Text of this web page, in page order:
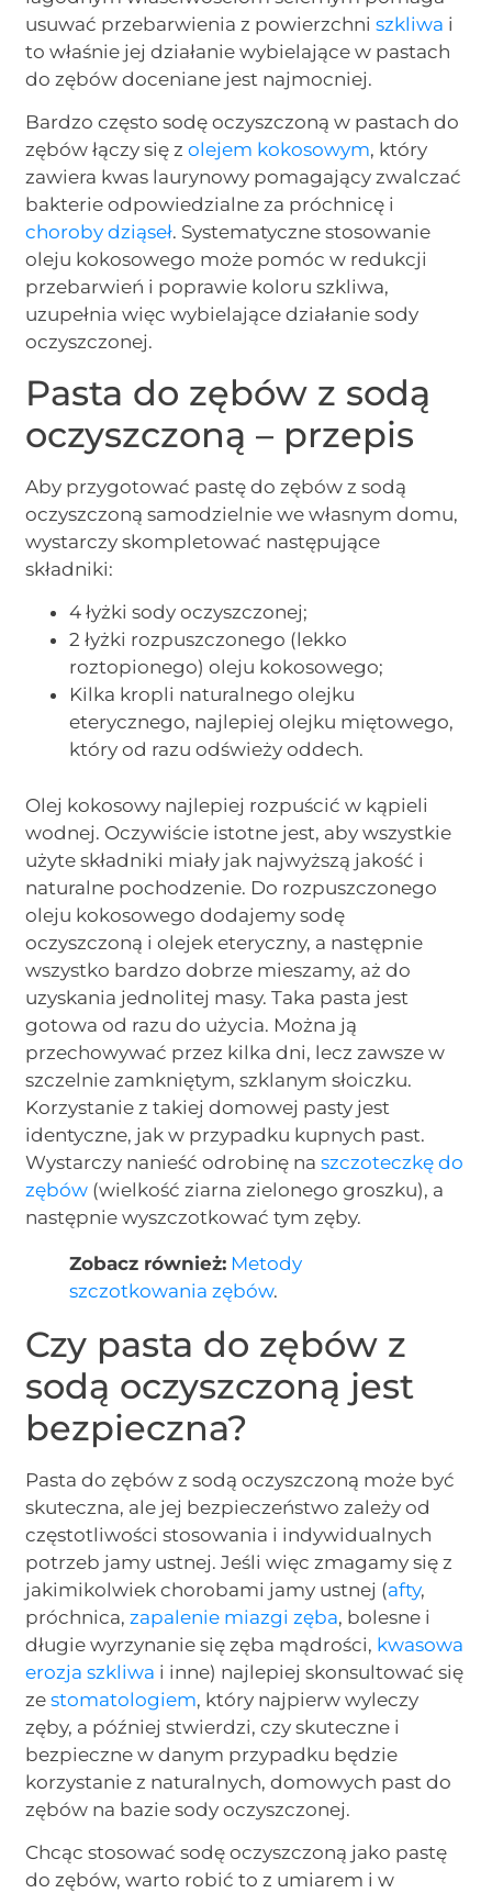
usuwać przebarwienia z powierzchniszkliwa i
to właśnie jej działanie wybielające w pastach
do zębów doceniane jest najmocniej.
Bardzo często sodę oczyszczoną w pastach do
zębów łączy się zolejem kokosowym, który
zawiera kwas laurynowy pomagający zwalczać
bakterie odpowiedzialne za próchnicę i
choroby dziąseł. Systematyczne stosowanie
oleju kokosowego może pomóc w redukcji
przebarwień i poprawie koloru szkliwa,
uzupełnia więc wybielające działanie sody
oczyszczonej.
Pasta do zębów z sodą
oczyszczoną – przepis
Aby przygotować pastę do zębów z sodą
oczyszczoną samodzielnie we własnym domu,
wystarczy skompletować następujące
składniki:
4 łyżki sody oczyszczonej;
2 łyżki rozpuszczonego (lekko
roztopionego) oleju kokosowego;
Kilka kropli naturalnego olejku
eterycznego, najlepiej olejku miętowego,
który od razu odświeży oddech.
Olej kokosowy najlepiej rozpuścić w kąpieli
wodnej. Oczywiście istotne jest, aby wszystkie
użyte składniki miały jak najwyższą jakość i
naturalne pochodzenie. Do rozpuszczonego
oleju kokosowego dodajemy sodę
oczyszczoną i olejek eteryczny, a następnie
wszystko bardzo dobrze mieszamy, aż do
uzyskania jednolitej masy. Taka pasta jest
gotowa od razu do użycia. Można ją
przechowywać przez kilka dni, lecz zawsze w
szczelnie zamkniętym, szklanym słoiczku.
Korzystanie z takiej domowej pasty jest
identyczne, jak w przypadku kupnych past.
Wystarczy nanieść odrobinę naszczoteczkę do
zębów (wielkość ziarna zielonego groszku), a
następnie wyszczotkować tym zęby.
Zobacz również: Metody
szczotkowania zębów.
Czy pasta do zębów z
sodą oczyszczoną jest
bezpieczna?
Pasta do zębów z sodą oczyszczoną może być
skuteczna, ale jej bezpieczeństwo zależy od
częstotliwości stosowania i indywidualnych
potrzeb jamy ustnej. Jeśli więc zmagamy się z
jakimikolwiek chorobami jamy ustnej (afty,
próchnica,zapalenie miazgi zęba, bolesne i
długie wyrzynanie się zęba mądrości, kwasowa
erozja szkliwa i inne) najlepiej skonsultować się
zestomatologiem, który najpierw wyleczy
zęby, a później stwierdzi, czy skuteczne i
bezpieczne w danym przypadku będzie
korzystanie z naturalnych, domowych past do
zębów na bazie sody oczyszczonej.
Chcąc stosować sodę oczyszczoną jako pastę
do zębów, warto robić to z umiarem i w